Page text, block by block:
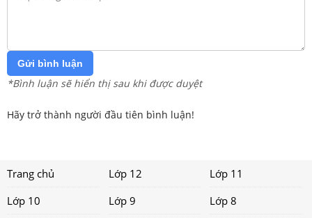
Gửi bình luận
*Bình luận sẽ hiển thị sau khi được duyệt
Hãy trở thành người đầu tiên bình luận!
Trang chủ Lớp 12
Lớp 11
Lớp 10
Lớp 9 Lớp 8